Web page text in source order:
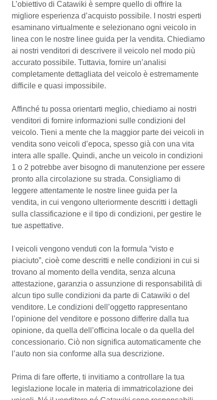
Monterey. Tutto funziona in modo eccellente, ma, dato il
suo uso limitato negli ultimi anni, probabilmente richiede
un controllo generale per tornare su strada come merita.
Il tubo di scarico è vecchio quanto l’auto ed è
probabilmente giunto il momento di sostituirlo.
Le cinque gomme Pirelli sono ancora quelle originali
fornite al new; hanno 70 anni e andrebbero sostituite per
anni ’50, la scelta migliore sarebbe gomme Michelin o
Pirelli con fianchi bianchi).
In sintesi, da un punto di vista pratico, tutto è robusto e
solido e funziona in modo soddisfacente, ma è
consigliata una ispezione generale.
INTERNI:
Gli interni sono anch’essi interamente conservati nella
loro condizione originale, proprio come sono stati creati
imbottiti in tessuto sintetico (“skai”), i tappeti in gomma
che ancora conservano il loro inconfondibile odore, la
testiera, il bellissimo volante in legno Nardi, gli strumenti
e gli interruttori—tutto è originale. Ci sono alcune
separazioni localizzate delle cuciture sui cuscini.
Come per l’esterno, vale la pena preservare gli interni
nel loro stato attuale per mantenere la loro originalità e,
di conseguenza, l’unicità e il valore storico.
L’auto conserva ancora la sua registrazione italiana
L’obiettivo di Catawiki è sempre quello di offrire la
migliore esperienza d’acquisto possibile. I nostri esperti
esaminano virtualmente e selezionano ogni veicolo in
linea con le nostre linee guida per la vendita. Chiediamo
ai nostri venditori di descrivere il veicolo nel modo più
accurato possibile. Tuttavia, fornire un’analisi
completamente dettagliata del veicolo è estremamente
difficile e quasi impossibile.
Affinché tu possa orientarti meglio, chiediamo ai nostri
venditori di fornire informazioni sulle condizioni del
veicolo. Tieni a mente che la maggior parte dei veicoli in
vendita sono veicoli d’epoca, spesso già con una vita
intera alle spalle. Quindi, anche un veicolo in condizioni
1 o 2 potrebbe aver bisogno di manutenzione per essere
pronto alla circolazione su strada. Consigliamo di
leggere attentamente le nostre linee guida per la
vendita, in cui vengono ulteriormente descritti i dettagli
sulla classificazione e il tipo di condizioni, per gestire le
tue aspettative.
I veicoli vengono venduti con la formula “visto e
piaciuto”, cioè come descritti e nelle condizioni in cui si
trovano al momento della vendita, senza alcuna
attestazione, garanzia o assunzione di responsabilità di
alcun tipo sulle condizioni da parte di Catawiki o del
venditore. Le condizioni dell’oggetto rappresentano
l’opinione del venditore e possono differire dalla tua
opinione, da quella dell’officina locale o da quella del
concessionario. Ciò non significa automaticamente che
l’auto non sia conforme alla sua descrizione.
Prima di fare offerte, ti invitiamo a controllare la tua
legislazione locale in materia di immatricolazione dei